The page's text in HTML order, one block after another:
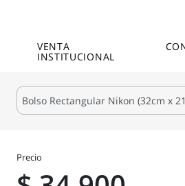
VENTA
INSTITUCIONAL
Precio